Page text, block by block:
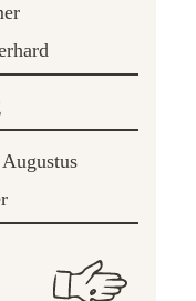
Augustus